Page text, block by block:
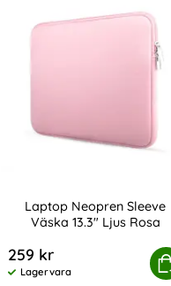
Laptop Neopren Sleeve
Väska 13.3" Ljus Rosa
259 kr
Tillgänglighet:
Lagervara
Laptop Neopren Sleeve